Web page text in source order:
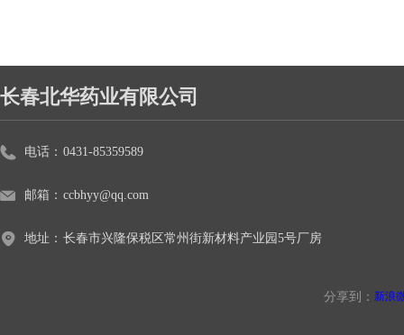
电话： 0431-85359589
邮箱： ccbhyy@qq.com
地址： 长春市兴隆保税区常州街新材料产业园5号厂房
长春北华药业有限公司
分享到： 新浪